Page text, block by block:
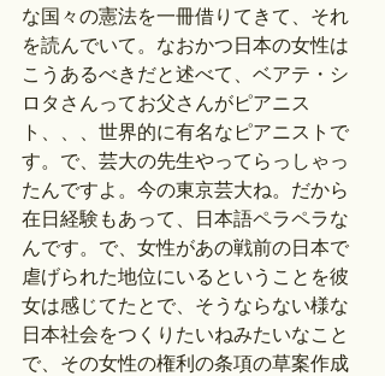
な国々の憲法を一冊借りてきて、それ
を読んでいて。なおかつ日本の女性は
こうあるべきだと述べて、ベアテ・シ
ロタさんってお父さんがピアニス
ト、、、世界的に有名なピアニストで
す。で、芸大の先生やってらっしゃっ
たんですよ。今の東京芸大ね。だから
在日経験もあって、日本語ペラペラな
んです。で、女性があの戦前の日本で
虐げられた地位にいるということを彼
女は感じてたとで、そうならない様な
日本社会をつくりたいねみたいなこと
で、その女性の権利の条項の草案作成